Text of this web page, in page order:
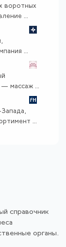
воротных
...
...
массаж ...
...
справочник
органы.